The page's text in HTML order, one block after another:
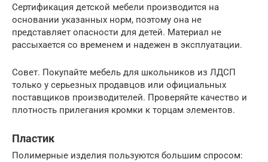
Сертификация детской мебели производится на
основании указанных норм, поэтому она не
представляет опасности для детей. Материал не
рассыхается со временем и надежен в эксплуатации.
Совет. Покупайте мебель для школьников из ЛДСП
только у серьезных продавцов или официальных
поставщиков производителей. Проверяйте качество и
плотность прилегания кромки к торцам элементов.
Пластик
Полимерные изделия пользуются большим спросом: